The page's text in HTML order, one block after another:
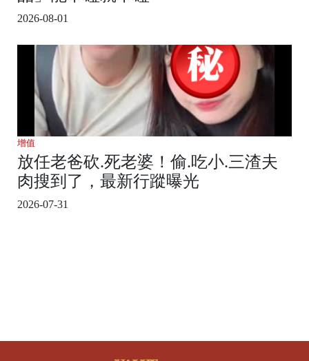
2026-08-01
增值
放任老爸砍.死老婆！偷.吃小.三渣夫
肉搜到了，最新行蹤曝光
2026-07-31